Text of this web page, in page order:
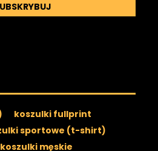
koszulki fullprint
sportowe (t-shirt)
koszulki męskie